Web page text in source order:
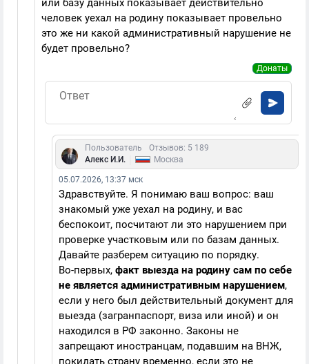
или базу данных показывает действительно
человек уехал на родину показывает провельно
это же ни какой административный нарушение не
будет провельно?
Донаты
Пользователь
Отзывов: 5 189
Алекс И.И.
Москва
05.07.2026, 13:37 мск
Здравствуйте. Я понимаю ваш вопрос: ваш
знакомый уже уехал на родину, и вас
беспокоит, посчитают ли это нарушением при
проверке участковым или по базам данных.
Давайте разберем ситуацию по порядку.
Во-первых, факт выезда на родину сам по себе
не является административным нарушением,
если у него был действительный документ для
выезда (загранпаспорт, виза или иной) и он
находился в РФ законно. Законы не
запрещают иностранцам, подавшим на ВНЖ,
покидать страну временно, если это не